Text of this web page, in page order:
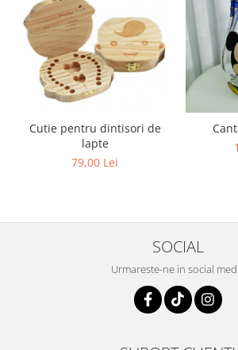
Cutie pentru dintisori de
lapte
79,00 Lei
SOCIAL
Urmareste-ne in social